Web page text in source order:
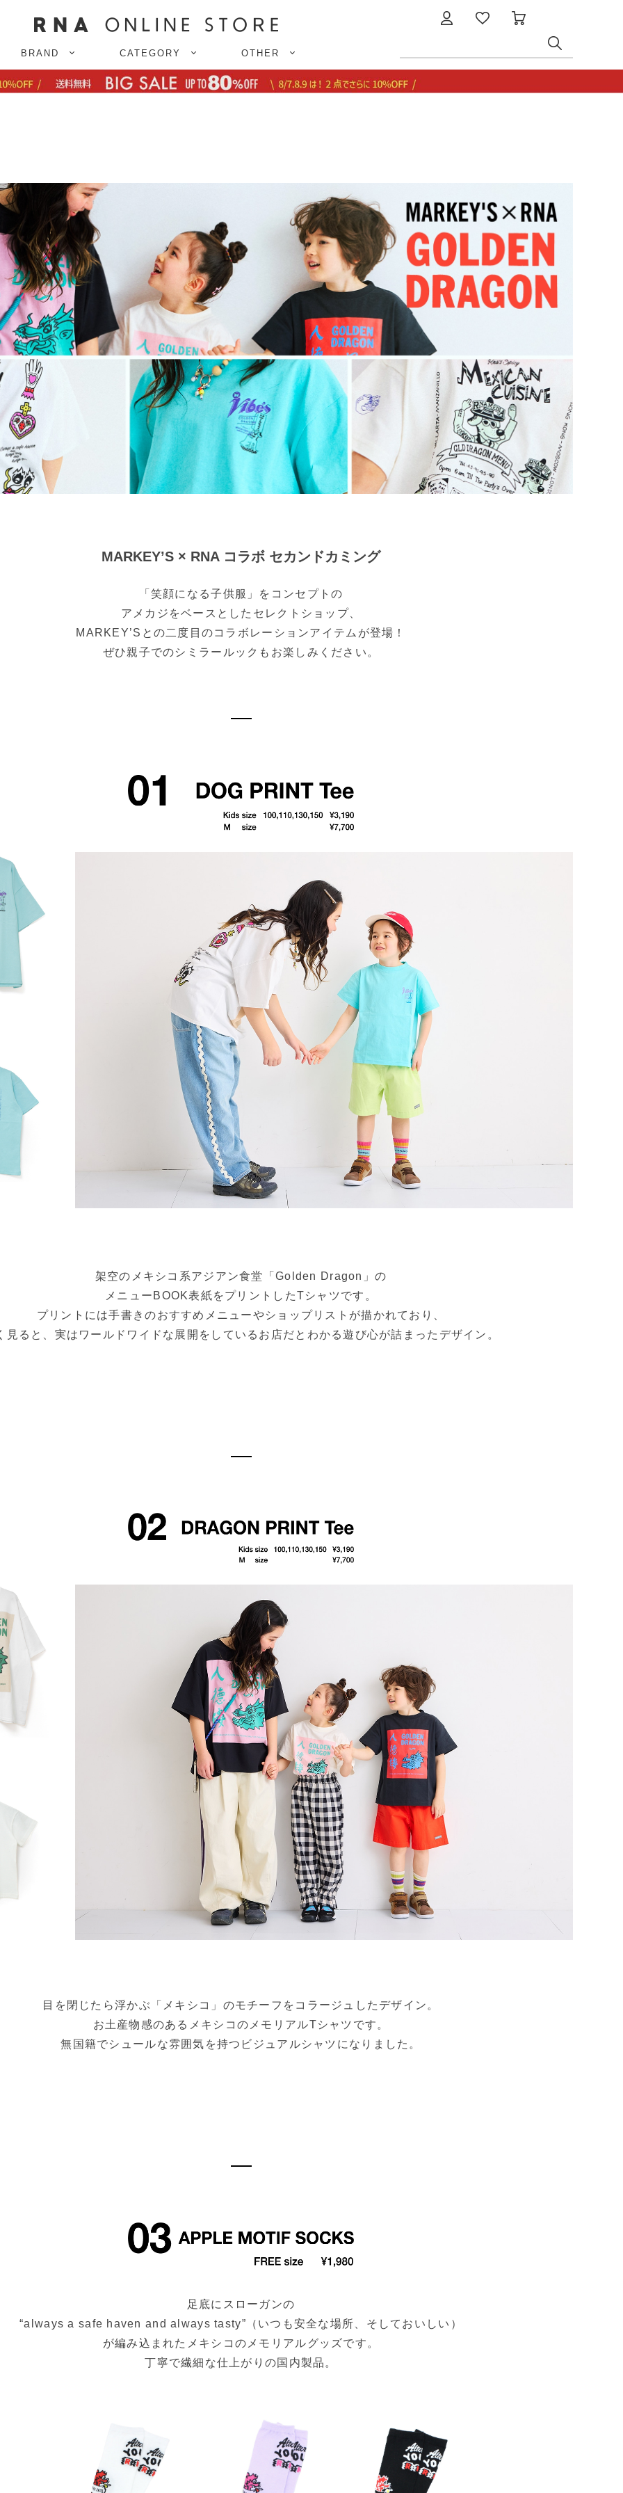
BRAND CATEGORY OTHER
MARKEY’S × RNA コラボ セカンドカミング
「笑顔になる子供服」をコンセプトの
アメカジをベースとしたセレクトショップ、
MARKEY’Sとの二度目のコラボレーションアイテムが登場！
ぜひ親子でのシミラールックもお楽しみください。
架空のメキシコ系アジアン食堂「Golden Dragon」の
メニューBOOK表紙をプリントしたTシャツです。
プリントには手書きのおすすめメニューやショップリストが描かれており、
見ると、実はワールドワイドな展開をしているお店だとわかる遊び心が詰まったデザイン。
目を閉じたら浮かぶ「メキシコ」のモチーフをコラージュしたデザイン。
お土産物感のあるメキシコのメモリアルTシャツです。
無国籍でシュールな雰囲気を持つビジュアルシャツになりました。
足底にスローガンの
“always a safe haven and always tasty”（いつも安全な場所、そしておいしい）
が編み込まれたメキシコのメモリアルグッズです。
丁寧で繊細な仕上がりの国内製品。